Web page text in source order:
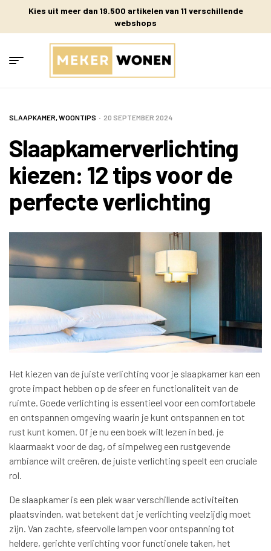
Kies uit meer dan 19.500 artikelen van 11 verschillende
webshops
SLAAPKAMER,WOONTIPS 20 SEPTEMBER 2024
Slaapkamerverlichting
kiezen: 12 tips voor de
perfecte verlichting
Het kiezen van de juiste verlichting voor je slaapkamer kan een
grote impact hebben op de sfeer en functionaliteit van de
ruimte. Goede verlichting is essentieel voor een comfortabele
en ontspannen omgeving waarin je kunt ontspannen en tot
rust kunt komen. Of je nu een boek wilt lezen in bed, je
klaarmaakt voor de dag, of simpelweg een rustgevende
ambiance wilt creëren, de juiste verlichting speelt een cruciale
rol.
De slaapkamer is een plek waar verschillende activiteiten
plaatsvinden, wat betekent dat je verlichting veelzijdig moet
zijn. Van zachte, sfeervolle lampen voor ontspanning tot
heldere, gerichte verlichting voor functionele taken, het